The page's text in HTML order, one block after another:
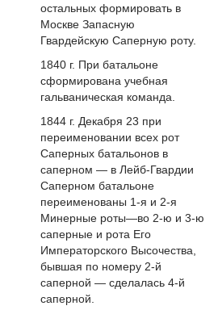
остальных формировать в
Москве Запасную
Гвардейскую Саперную роту.
1840 г. При батальоне
сформирована учебная
гальваническая команда.
1844 г. Декабря 23 при
переименовании всех рот
Саперных батальонов в
саперном — в Лейб-Гвардии
Саперном батальоне
переименованы 1-я и 2-я
Минерные роты—во 2-ю и 3-ю
саперные и рота Его
Императорского Высочества,
бывшая по номеру 2-й
саперной — сделалась 4-й
саперной.